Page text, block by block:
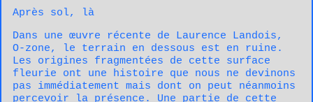
Après sol, là
Dans une œuvre récente de Laurence Landois,
O-zone, le terrain en dessous est en ruine.
Les origines fragmentées de cette surface
fleurie ont une histoire que nous ne devinons
pas immédiatement mais dont on peut néanmoins
percevoir la présence. Une partie de cette